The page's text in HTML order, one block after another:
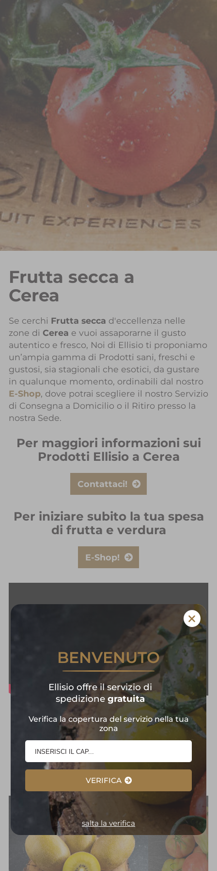
Frutta secca a
Cerea
Se cerchi Frutta secca d'eccellenza nelle
zone di Cerea e vuoi assaporarne il gusto
autentico e fresco, Noi di Ellisio ti proponiamo
un’ampia gamma di Prodotti sani, freschi e
gustosi, sia stagionali che esotici, da gustare
in qualunque momento, ordinabili dal nostro
E-Shop, dove potrai scegliere il nostro Servizio
di Consegna a Domicilio o il Ritiro presso la
nostra Sede.
Per maggiori informazioni sui
Prodotti Ellisio a Cerea
Contattaci!
Per iniziare subito la tua spesa
di frutta e verdura
E-Shop!
Frutta e Verdura in
Primo Piano:
Selezione
d'Eccellenza
BENVENUTO
Ellisio offre il servizio di
spedizione gratuita
Verifica la copertura del servizio nella tua
zona
VERIFICA
salta la verifica